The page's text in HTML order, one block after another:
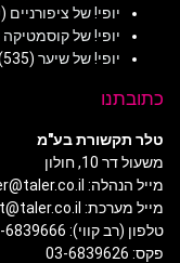
יופי! של ציפורניים (259)
יופי! של קוסמטיקה
יופי! של שיער (535)
כתובתנו
טלר תקשורת בע"מ
משעול דר 10, חולון
מייל הנהלה: taler@taler.co.il
מייל מערכת: anat@taler.co.il
טלפון (רב קווי): 03-6839666
פקס: 03-6839626